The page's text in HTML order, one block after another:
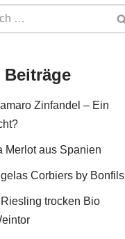
Beiträge
Zinfandel – Ein
Merlot aus Spanien
Corbiers by Bonfils
trocken Bio